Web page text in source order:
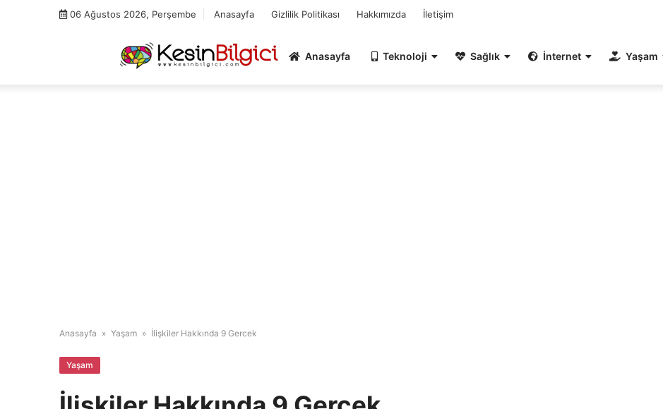
06 Ağustos 2026, Perşembe Anasayfa Gizlilik Politikası Hakkımızda İletişim
Anasayfa Teknoloji Sağlık İnternet Yaşam
Anasayfa » Yaşam » İlişkiler Hakkında 9 Gercek
Yaşam